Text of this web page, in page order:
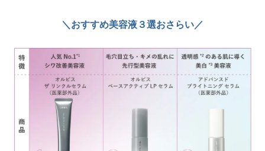
＼おすすめ美容液３選おさらい／